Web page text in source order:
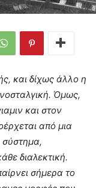
και δίχως άλλο η
νοσταλγική. Όμως,
και στον
από μια
σύστημα,
διαλεκτική.
σήμερα το